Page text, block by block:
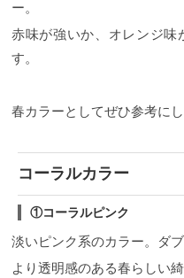
ー。
赤味が強いか、オレンジ味
す。
春カラーとしてぜひ参考に
コーラルカラー
①コーラルピンク
淡いピンク系のカラー。ダ
より透明感のある春らしい